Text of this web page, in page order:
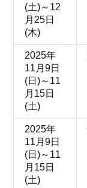
(土)～12
月25日
(木)
2025年
11月9日
(日)～11
月15日
(土)
2025年
11月9日
(日)～11
月15日
(土)